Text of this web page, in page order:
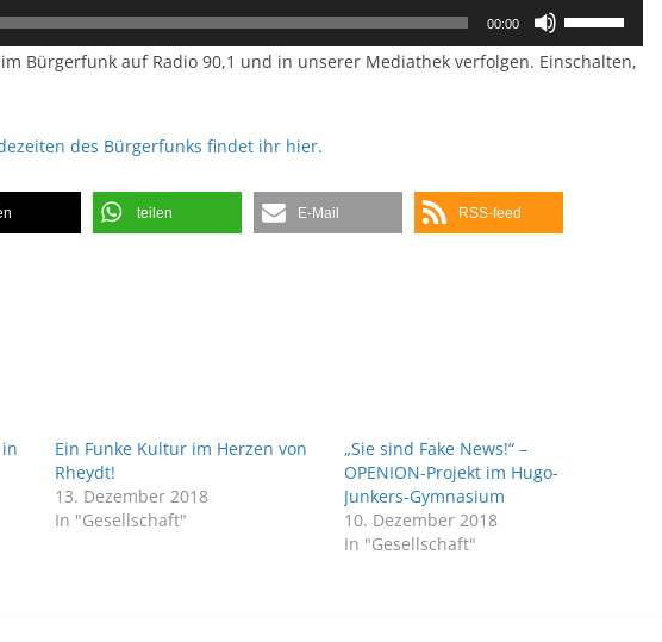
00:00
Pfeiltasten
Hoch/Runter
Bürgerfunk auf Radio 90,1 und in unserer Mediathek verfolgen. Einschalten,
des Bürgerfunks findet ihr hier.
teilen E-Mail RSS-feed
Ein Funke Kultur im Herzen von
Rheydt!
13. Dezember 2018
In "Gesellschaft"
„Sie sind Fake News!“ –
OPENION-Projekt im Hugo-
Junkers-Gymnasium
10. Dezember 2018
In "Gesellschaft"